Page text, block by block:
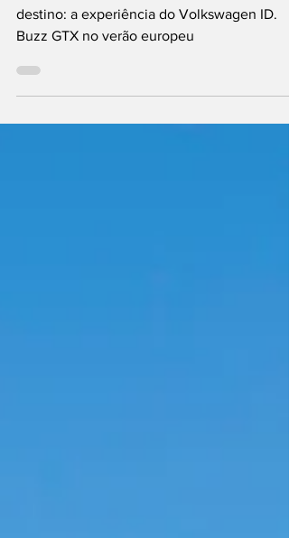
Quando o caminho vale tanto como o
destino: a experiência do Volkswagen ID.
Buzz GTX no verão europeu